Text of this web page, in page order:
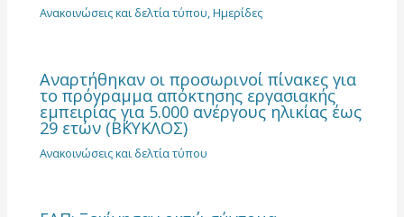
Ανακοινώσεις και δελτία τύπου,Ημερίδες
Αναρτήθηκαν οι προσωρινοί πίνακες για
το πρόγραμμα απόκτησης εργασιακής
εμπειρίας για 5.000 ανέργους ηλικίας έως
29 ετών (Β΄ΚΥΚΛΟΣ)
Ανακοινώσεις και δελτία τύπου